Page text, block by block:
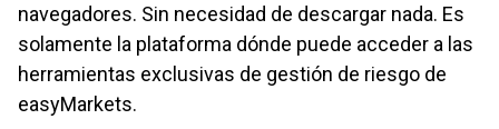
navegadores. Sin necesidad de descargar nada. Es
solamente la plataforma dónde puede acceder a las
herramientas exclusivas de gestión de riesgo de
easyMarkets.